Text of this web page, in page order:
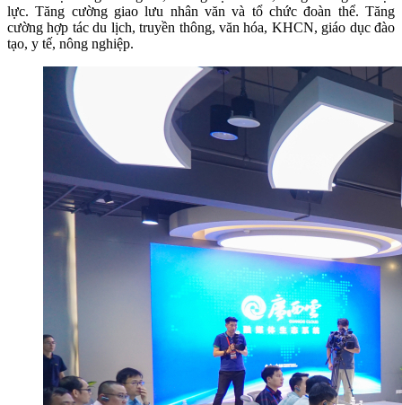
lực. Tăng cường giao lưu nhân văn và tổ chức đoàn thể. Tăng
cường hợp tác du lịch, truyền thông, văn hóa, KHCN, giáo dục đào
tạo, y tế, nông nghiệp.